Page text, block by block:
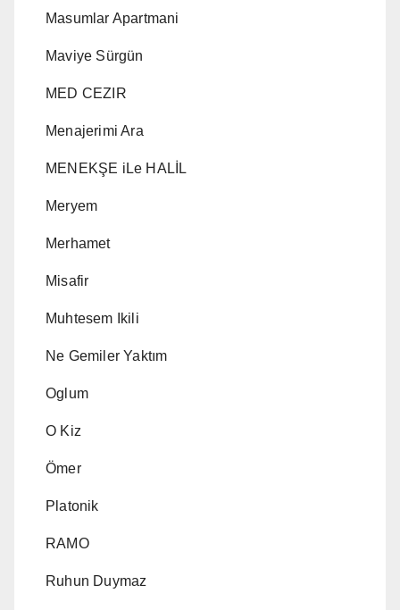
Masumlar Apartmani
Maviye Sürgün
MED CEZIR
Menajerimi Ara
MENEKŞE iLe HALİL
Meryem
Merhamet
Misafir
Muhtesem Ikili
Ne Gemiler Yaktım
Oglum
O Kiz
Ömer
Platonik
RAMO
Ruhun Duymaz